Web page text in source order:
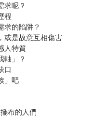
求呢？
程
求的陷阱？
或是故意互相傷害
人特質
軸」？
口
」吧
布的人們